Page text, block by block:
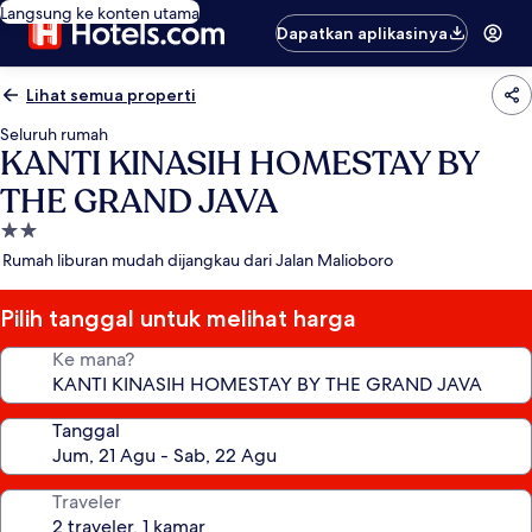
Langsung ke konten utama
Dapatkan aplikasinya
Lihat semua properti
Seluruh rumah
KANTI KINASIH HOMESTAY BY
THE GRAND JAVA
Properti
bintang
Rumah liburan mudah dijangkau dari Jalan Malioboro
Pilih tanggal untuk melihat harga
Ke mana?
Tanggal
Traveler